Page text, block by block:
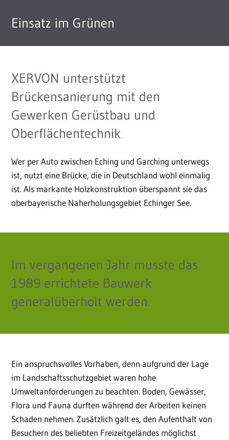
Einsatz im Grünen
XERVON unterstützt
Brückensanierung mit den
Gewerken Gerüstbau und
Oberflächentechnik
Wer per Auto zwischen Eching und Garching unterwegs
ist, nutzt eine Brücke, die in Deutschland wohl einmalig
ist. Als markante Holzkonstruktion überspannt sie das
oberbayerische Naherholungsgebiet Echinger See.
Im vergangenen Jahr musste das
1989 errichtete Bauwerk
generalüberholt werden.
Ein anspruchsvolles Vorhaben, denn aufgrund der Lage
im Landschaftsschutzgebiet waren hohe
Umweltanforderungen zu beachten. Boden, Gewässer,
Flora und Fauna durften während der Arbeiten keinen
Schaden nehmen. Zusätzlich galt es, den Aufenthalt von
Besuchern des beliebten Freizeitgeländes möglichst